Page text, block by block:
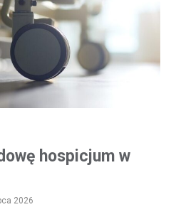
hospicjum w
2026